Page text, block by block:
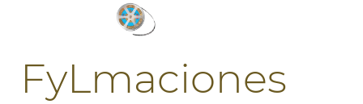
FyLmaciones